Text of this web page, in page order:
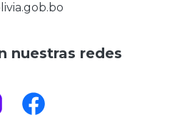
nuestras redes